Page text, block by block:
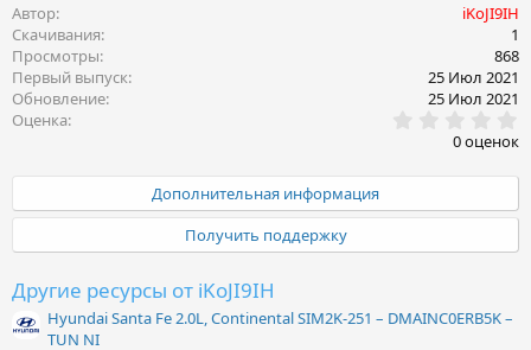
Автор
iKoJI9IH
Скачивания
1
Просмотры
868
Первый выпуск
25 Июл 2021
Обновление
25 Июл 2021
Оценка
.
0
0
в
ё
0 оценок
Дополнительная информация
Получить поддержку
Другие ресурсы от iKoJI9IH
Hyundai Santa Fe 2.0L, Continental SIM2K-251 – DMAINC0ERB5K –
TUN NI